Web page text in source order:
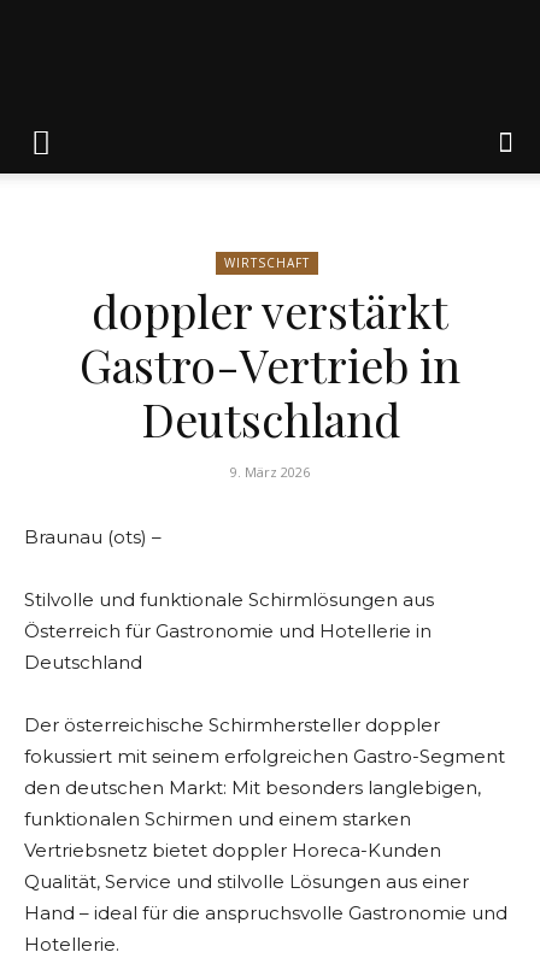
Weik
WIRTSCHAFT
doppler verstärkt
Gastro-Vertrieb in
Deutschland
9. März 2026
Braunau (ots) –
Stilvolle und funktionale Schirmlösungen aus
Österreich für Gastronomie und Hotellerie in
Deutschland
Der österreichische Schirmhersteller doppler
fokussiert mit seinem erfolgreichen Gastro-Segment
den deutschen Markt: Mit besonders langlebigen,
funktionalen Schirmen und einem starken
Vertriebsnetz bietet doppler Horeca-Kunden
Qualität, Service und stilvolle Lösungen aus einer
Hand – ideal für die anspruchsvolle Gastronomie und
Hotellerie.